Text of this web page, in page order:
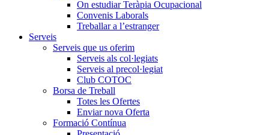
On estudiar Teràpia Ocupacional
Convenis Laborals
Treballar a l’estranger
Serveis
Serveis que us oferim
Serveis als col·legiats
Serveis al precol·legiat
Club COTOC
Borsa de Treball
Totes les Ofertes
Enviar nova Oferta
Formació Contínua